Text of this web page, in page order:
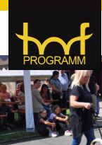
hof-